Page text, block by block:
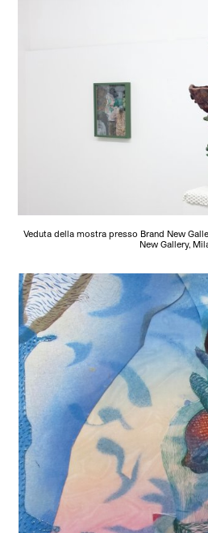
Veduta della mostra presso Brand New
New Gallery,